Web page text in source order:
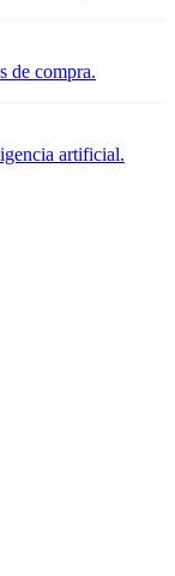
de compra.
artificial.